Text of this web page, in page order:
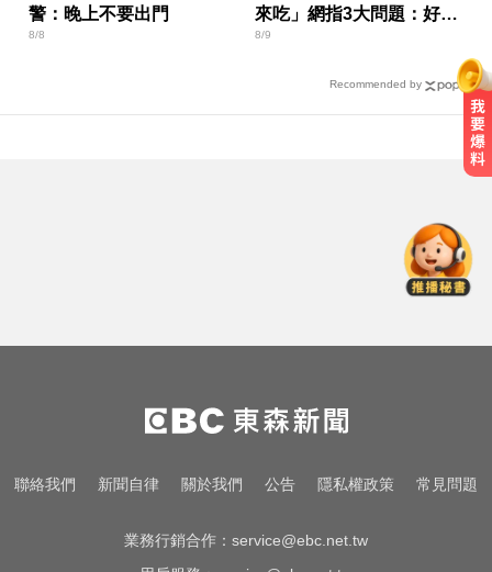
警：晚上不要出門
8/8
來吃」網指3大問題：好牌
打到爛
8/9
Recommended by
域 造成4人喪命
她砸錢演女主「60場吻戲狂伸舌」
男星硬撐拍完...慘下架
快訊／台北強風驟雨「沒放颱風
聯絡我們 新聞自律 關於我們 公告 隱私權政策 常見問題
業務行銷合作： service@ebc.net.tw